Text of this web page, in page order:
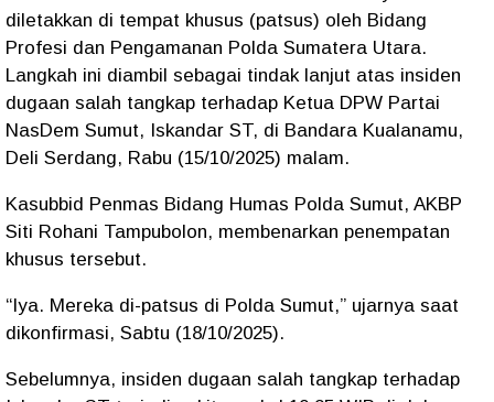
diletakkan di tempat khusus (patsus) oleh Bidang
Profesi dan Pengamanan Polda Sumatera Utara.
Langkah ini diambil sebagai tindak lanjut atas insiden
dugaan salah tangkap terhadap Ketua DPW Partai
NasDem Sumut, Iskandar ST, di Bandara Kualanamu,
Deli Serdang, Rabu (15/10/2025) malam.
Kasubbid Penmas Bidang Humas Polda Sumut, AKBP
Siti Rohani Tampubolon, membenarkan penempatan
khusus tersebut.
“Iya. Mereka di-patsus di Polda Sumut,” ujarnya saat
dikonfirmasi, Sabtu (18/10/2025).
Sebelumnya, insiden dugaan salah tangkap terhadap